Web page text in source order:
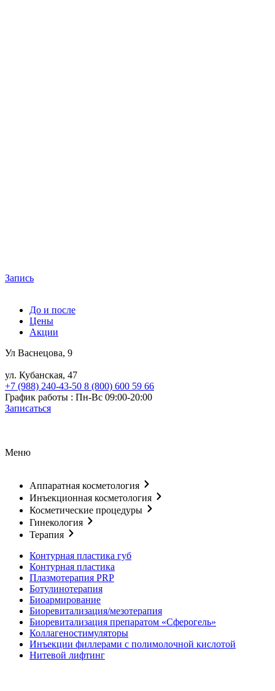
Запись
До и после
Цены
Акции
Ул Васнецова, 9
ул. Кубанская, 47
+7 (988) 240-43-50 8 (800) 600 59 66
График работы : Пн-Вс 09:00-20:00
Записаться
Меню
Аппаратная косметология
Инъекционная косметология
Косметические процедуры
Гинекология
Терапия
Контурная пластика губ
Контурная пластика
Плазмотерапия PRP
Ботулинотерапия
Биоармирование
Биоревитализация/мезотерапия
Биоревитализация препаратом «Сферогель»
Коллагеностимуляторы
Инъекции филлерами с полимолочной кислотой
Нитевой лифтинг